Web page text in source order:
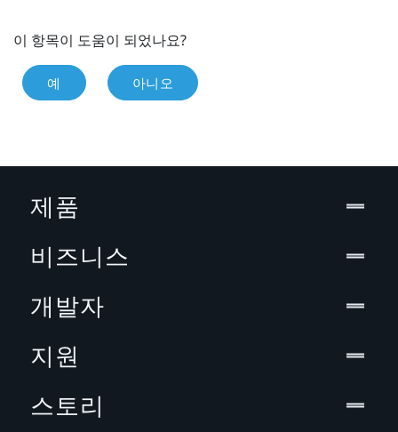
이 항목이 도움이 되었나요?
예 아니오
제품
비즈니스
개발자
지원
스토리